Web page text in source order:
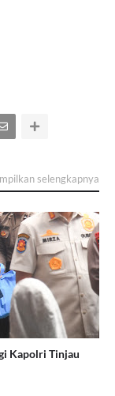
selengkapnya
Kapolri Tinjau